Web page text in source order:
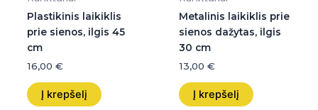
Plastikinis laikiklis
prie sienos, ilgis 45
cm
16,00 €
Į krepšelį
Metalinis laikiklis prie
sienos dažytas, ilgis
30 cm
13,00 €
Į krepšelį